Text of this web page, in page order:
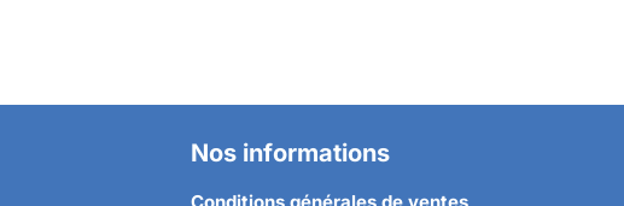
Nos informations